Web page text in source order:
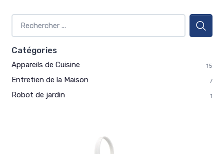
Catégories
Appareils de Cuisine 15
Entretien de la Maison 7
Robot de jardin 1